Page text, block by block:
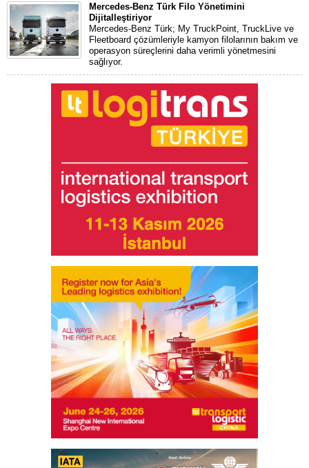
Mercedes-Benz Türk Filo Yönetimini
Dijitalleştiriyor
Mercedes-Benz Türk; My TruckPoint, TruckLive ve
Fleetboard çözümleriyle kamyon filolarının bakım ve
operasyon süreçlerini daha verimli yönetmesini
sağlıyor.